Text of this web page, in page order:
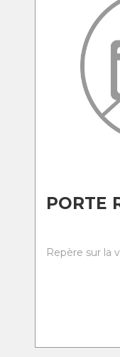
PORTE
Repère sur la